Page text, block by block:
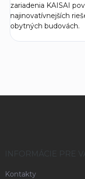
zariadenia KAISAI
najinovatívnejších
obytných budovách.
INFORMÁCIE PRE
Kontakty